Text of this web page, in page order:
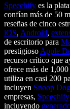
Speechify es la
confían más de 50
reseñas de cinco
iOS, Android,
de escritorio para
prestigioso Apple
recurso crítico que
ofrece más de
utiliza en casi 200
incluyen Snoop
empresas,
incluyendo